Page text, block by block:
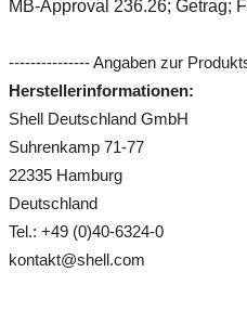
MB-Approval 236.26; Getrag;
--------------- Angaben zur
Herstellerinformationen:
Shell Deutschland GmbH
Suhrenkamp 71-77
22335 Hamburg
Deutschland
Tel.: +49 (0)40-6324-0
kontakt@shell.com